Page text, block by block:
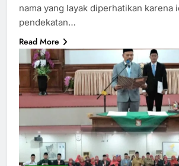
nama yang layak diperhatikan karena
pendekatan…
Read More